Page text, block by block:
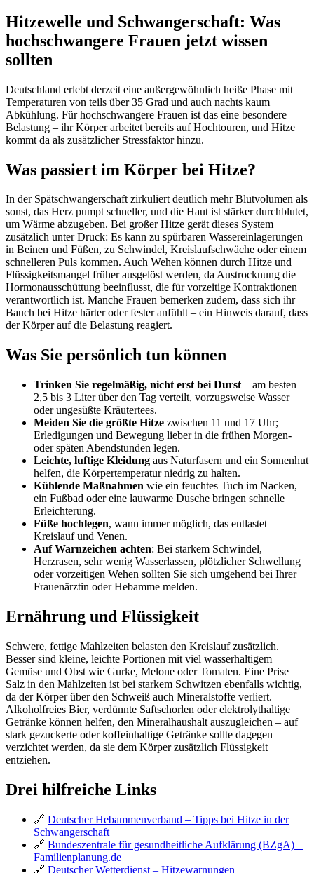
Hitzewelle und Schwangerschaft: Was
hochschwangere Frauen jetzt wissen
sollten
Deutschland erlebt derzeit eine außergewöhnlich heiße Phase mit
Temperaturen von teils über 35 Grad und auch nachts kaum
Abkühlung. Für hochschwangere Frauen ist das eine besondere
Belastung – ihr Körper arbeitet bereits auf Hochtouren, und Hitze
kommt da als zusätzlicher Stressfaktor hinzu.
Was passiert im Körper bei Hitze?
In der Spätschwangerschaft zirkuliert deutlich mehr Blutvolumen als
sonst, das Herz pumpt schneller, und die Haut ist stärker durchblutet,
um Wärme abzugeben. Bei großer Hitze gerät dieses System
zusätzlich unter Druck: Es kann zu spürbaren Wassereinlagerungen
in Beinen und Füßen, zu Schwindel, Kreislaufschwäche oder einem
schnelleren Puls kommen. Auch Wehen können durch Hitze und
Flüssigkeitsmangel früher ausgelöst werden, da Austrocknung die
Hormonausschüttung beeinflusst, die für vorzeitige Kontraktionen
verantwortlich ist. Manche Frauen bemerken zudem, dass sich ihr
Bauch bei Hitze härter oder fester anfühlt – ein Hinweis darauf, dass
der Körper auf die Belastung reagiert.
Was Sie persönlich tun können
Trinken Sie regelmäßig, nicht erst bei Durst – am besten
2,5 bis 3 Liter über den Tag verteilt, vorzugsweise Wasser
oder ungesüßte Kräutertees.
Meiden Sie die größte Hitze zwischen 11 und 17 Uhr;
Erledigungen und Bewegung lieber in die frühen Morgen-
oder späten Abendstunden legen.
Leichte, luftige Kleidung aus Naturfasern und ein Sonnenhut
helfen, die Körpertemperatur niedrig zu halten.
Kühlende Maßnahmen wie ein feuchtes Tuch im Nacken,
ein Fußbad oder eine lauwarme Dusche bringen schnelle
Erleichterung.
Füße hochlegen, wann immer möglich, das entlastet
Kreislauf und Venen.
Auf Warnzeichen achten: Bei starkem Schwindel,
Herzrasen, sehr wenig Wasserlassen, plötzlicher Schwellung
oder vorzeitigen Wehen sollten Sie sich umgehend bei Ihrer
Frauenärztin oder Hebamme melden.
Ernährung und Flüssigkeit
Schwere, fettige Mahlzeiten belasten den Kreislauf zusätzlich.
Besser sind kleine, leichte Portionen mit viel wasserhaltigem
Gemüse und Obst wie Gurke, Melone oder Tomaten. Eine Prise
Salz in den Mahlzeiten ist bei starkem Schwitzen ebenfalls wichtig,
da der Körper über den Schweiß auch Mineralstoffe verliert.
Alkoholfreies Bier, verdünnte Saftschorlen oder elektrolythaltige
Getränke können helfen, den Mineralhaushalt auszugleichen – auf
stark gezuckerte oder koffeinhaltige Getränke sollte dagegen
verzichtet werden, da sie dem Körper zusätzlich Flüssigkeit
entziehen.
Drei hilfreiche Links
🔗 Deutscher Hebammenverband – Tipps bei Hitze in der
Schwangerschaft
🔗 Bundeszentrale für gesundheitliche Aufklärung (BZgA) –
Familienplanung.de
🔗 Deutscher Wetterdienst – Hitzewarnungen